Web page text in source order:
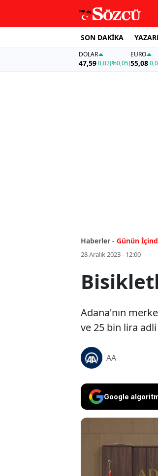
SON DAKİKA
DOLAR
47,590,02(%0,05)
EURO
55,08
Haberler - Günün
28 Aralık 2023 - 12:00
Adana'nın
ve 25 bin lira adli
AA
Google